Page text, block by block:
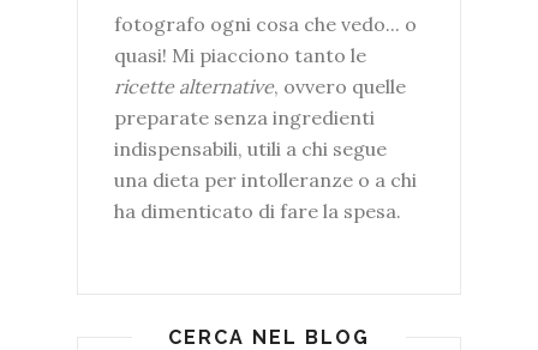
fotografo ogni cosa che vedo... o
quasi! Mi piacciono tanto le
ricette alternative, ovvero quelle
preparate senza ingredienti
indispensabili, utili a chi segue
una dieta per intolleranze o a chi
ha dimenticato di fare la spesa.
CERCA NEL BLOG